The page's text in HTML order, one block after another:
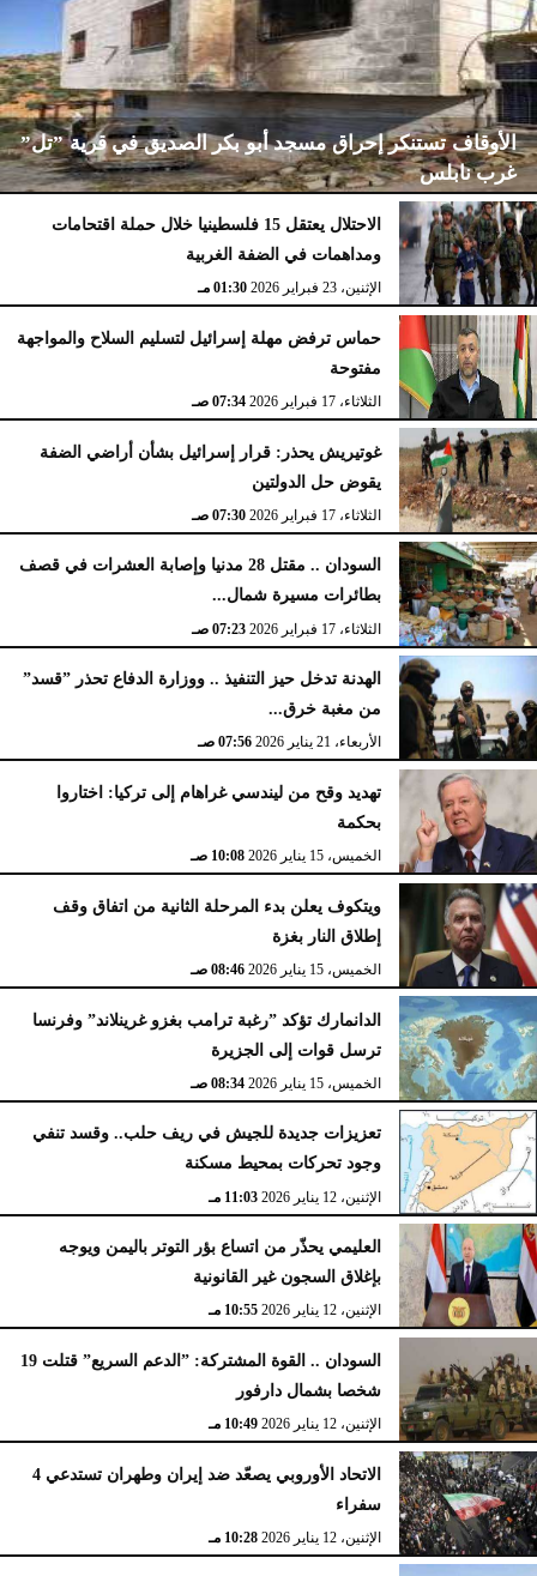
الأوقاف تستنكر إحراق مسجد أبو بكر الصديق في قرية ”تل”
غرب نابلس
الإثنين، 23 فبراير 2026 02:15 مـ
الاحتلال يعتقل 15 فلسطينيا خلال حملة اقتحامات
ومداهمات في الضفة الغربية
الإثنين، 23 فبراير 2026 01:30 مـ
حماس ترفض مهلة إسرائيل لتسليم السلاح والمواجهة
مفتوحة
الثلاثاء، 17 فبراير 2026 07:34 صـ
غوتيريش يحذر: قرار إسرائيل بشأن أراضي الضفة
يقوض حل الدولتين
الثلاثاء، 17 فبراير 2026 07:30 صـ
السودان .. مقتل 28 مدنيا وإصابة العشرات في قصف
بطائرات مسيرة شمال...
الثلاثاء، 17 فبراير 2026 07:23 صـ
الهدنة تدخل حيز التنفيذ .. ووزارة الدفاع تحذر ”قسد”
من مغبة خرق...
الأربعاء، 21 يناير 2026 07:56 صـ
تهديد وقح من ليندسي غراهام إلى تركيا: اختاروا
بحكمة
الخميس، 15 يناير 2026 10:08 صـ
ويتكوف يعلن بدء المرحلة الثانية من اتفاق وقف
إطلاق النار بغزة
الخميس، 15 يناير 2026 08:46 صـ
الدانمارك تؤكد ”رغبة ترامب بغزو غرينلاند” وفرنسا
ترسل قوات إلى الجزيرة
الخميس، 15 يناير 2026 08:34 صـ
تعزيزات جديدة للجيش في ريف حلب.. وقسد تنفي
وجود تحركات بمحيط مسكنة
الإثنين، 12 يناير 2026 11:03 مـ
العليمي يحذّر من اتساع بؤر التوتر باليمن ويوجه
بإغلاق السجون غير القانونية
الإثنين، 12 يناير 2026 10:55 مـ
السودان .. القوة المشتركة: ”الدعم السريع” قتلت 19
شخصا بشمال دارفور
الإثنين، 12 يناير 2026 10:49 مـ
الاتحاد الأوروبي يصعّد ضد إيران وطهران تستدعي 4
سفراء
الإثنين، 12 يناير 2026 10:28 مـ